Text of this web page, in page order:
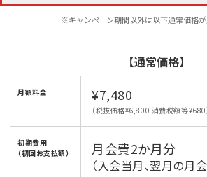
※キャンペーン期間以外は以下通常価格
【通常価格】
月額料金 ¥7,480
（税抜価格¥6,800 消費税額等¥680
初期費用
（初回お支払額）
月会費2か月分
（入会当月、翌月の月会